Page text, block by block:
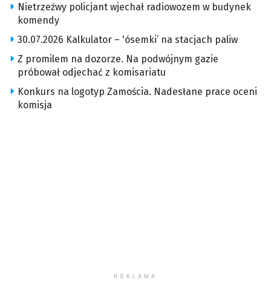
Nietrzeźwy policjant wjechał radiowozem w budynek
komendy
30.07.2026 Kalkulator – 'ósemki’ na stacjach paliw
Z promilem na dozorze. Na podwójnym gazie
próbował odjechać z komisariatu
Konkurs na logotyp Zamościa. Nadesłane prace oceni
komisja
REKLAMA